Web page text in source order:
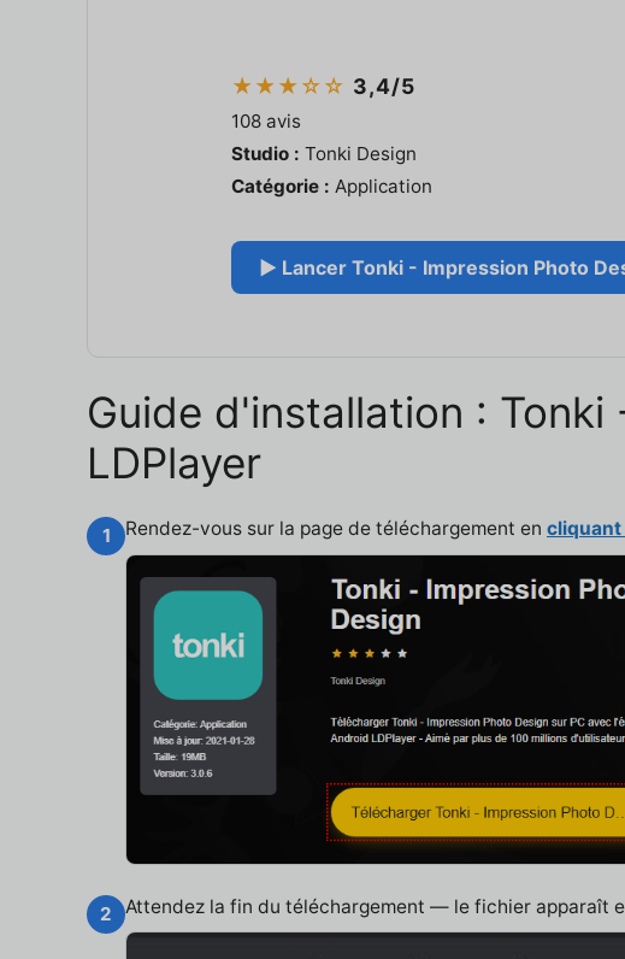
★★★☆☆ 3,4/5
108 avis
Studio : Tonki Design
Catégorie : Application
▶ Lancer Tonki - Impression Photo
Guide d'installation : Tonki
LDPlayer
1 Rendez-vous sur la page de téléchargement en cliquant
2 Attendez la fin du téléchargement — le fichier apparaît